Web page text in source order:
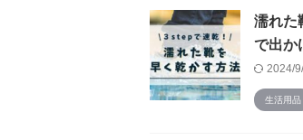
濡れた
で出か
2024/
生活用品